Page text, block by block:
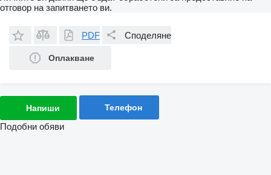
отговор на запитването ви.
PDF Споделяне
Оплакване
Напиши Телефон
Подобни обяви